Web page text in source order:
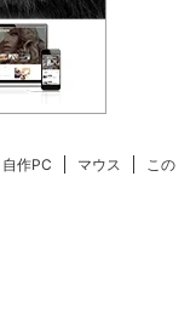
自作PC マウス
この